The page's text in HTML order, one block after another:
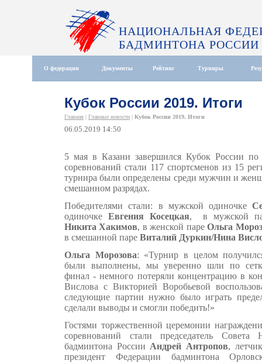
НАЦИОНАЛЬНАЯ
БАДМИНТОНА РОССИИ
О федерации Документы Рейтинг Турниры
Кубок России 2019. Итоги
Главная | Главные новости | Кубок России 2019. Итоги
06.05.2019 14:50
5 мая в Казани завершился Кубок России по
соревнований стали 117 спортсменов из 15
турнира были определены среди мужчин и
смешанном разрядах.
Победителями стали: в мужской одиночке
одиночке Евгения Косецкая, в мужской
Никита Хакимов, в женской пареОльга
в смешанной паре Виталий Дуркин/Нина
Ольга Морозова: «Турнир в целом
были выполнены, мы уверенно шли по
финал - немного потеряли концентрацию в
Вислова с Викторией Воробьевой
следующие партии нужно было играть
сделали выводы и смогли победить!»
Гостями торжественной церемонии
соревнований стали председатель Совета
бадминтона России Андрей Антропов,
президент Федерации бадминтона